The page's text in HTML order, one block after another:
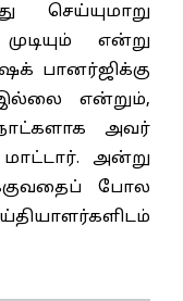
செய்யுமாறு
என்று
பானர்ஜிக்கு
என்றும்,
அவர்
அன்று
போல